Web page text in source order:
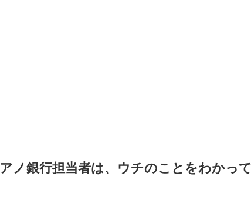
アノ銀行担当者は、ウチのことをわかっ